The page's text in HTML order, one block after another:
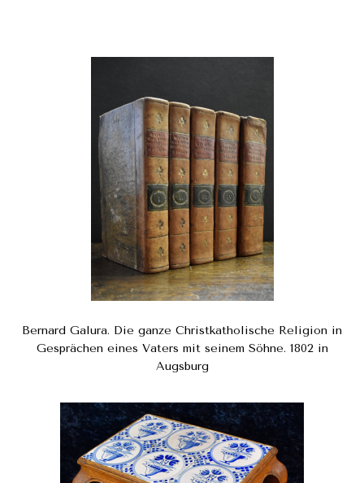
Bernard Galura. Die ganze Christkatholische Religion in
Gesprächen eines Vaters mit seinem Söhne. 1802 in
Augsburg